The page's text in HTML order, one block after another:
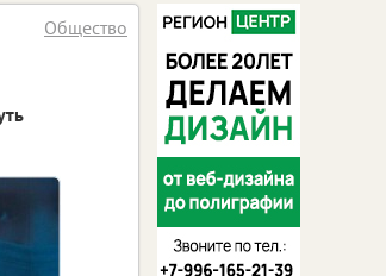
Общество